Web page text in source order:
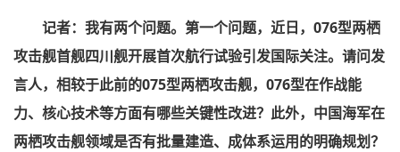
记者：我有两个问题。第一个问题，近日，076型两栖
攻击舰首舰四川舰开展首次航行试验引发国际关注。请问发
言人，相较于此前的075型两栖攻击舰，076型在作战能
力、核心技术等方面有哪些关键性改进？此外，中国海军在
两栖攻击舰领域是否有批量建造、成体系运用的明确规划？